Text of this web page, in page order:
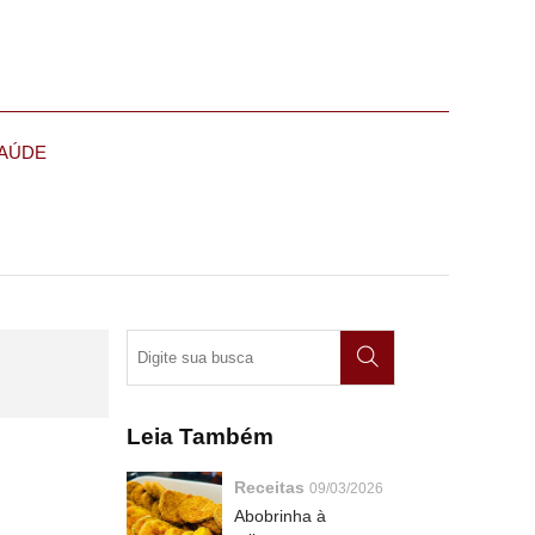
Leia Também
Receitas 09/03/2026
Abobrinha à